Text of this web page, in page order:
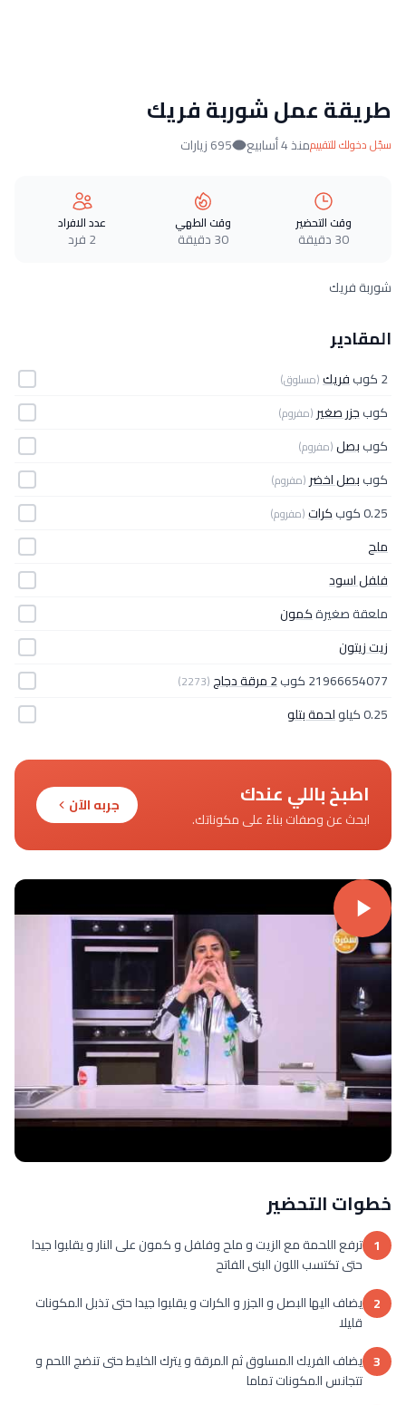
طريقة عمل شوربة فريك
سجّل دخولك للتقييممنذ 4 أسابيع 695 زيارات
وقت التحضير
30 دقيقة
وقت الطهي
30 دقيقة
عدد الافراد
2 فرد
شوربة فريك
المقادير
2 كوب فريك(مسلوق)
كوبجزر صغير(مفروم)
كوببصل(مفروم)
كوببصل اخضر(مفروم)
0.25 كوب كرات(مفروم)
ملح
فلفل اسود
ملعقة صغيرةكمون
زيت زيتون
21966654077 كوب
2 مرقة دجاج (2273)
0.25 كيلو لحمة بتلو
اطبخ باللي عندك
ابحث عن وصفات بناءً على مكوناتك.
جربه الآن
خطوات التحضير
1 ترفع اللحمة مع الزيت و ملح وفلفل و كمون على النار و يقلبوا جيدا
حتى تكتسب اللون البنى الفاتح
2 يضاف اليها البصل و الجزر و الكرات و يقلبوا جيدا حتى تذبل المكونات
قليلا
3 يضاف الفريك المسلوق ثم المرقة و يترك الخليط حتى تنضج اللحم و
تتجانس المكونات تماما